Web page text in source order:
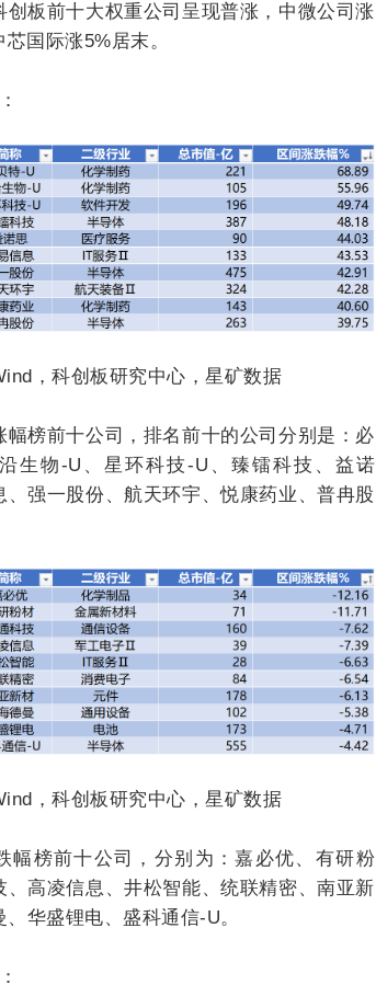
创板前十大权重公司呈现普涨，中微公司涨
国际涨5%居末。
，科创板研究中心，星矿数据
幅榜前十公司，排名前十的公司分别是：必
生物-U、星环科技-U、臻镭科技、益诺
、强一股份、航天环宇、悦康药业、普冉股
，科创板研究中心，星矿数据
幅榜前十公司，分别为：嘉必优、有研粉
、高凌信息、井松智能、统联精密、南亚新
华盛锂电、盛科通信-U。